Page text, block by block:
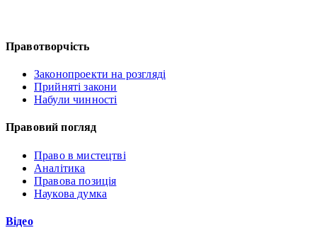
Правотворчість
Законопроекти на розгляді
Прийняті закони
Набули чинності
Правовий погляд
Право в мистецтві
Аналітика
Правова позиція
Наукова думка
Відео